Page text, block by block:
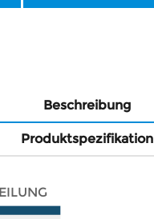
Beschreibung
Produktspezifikation